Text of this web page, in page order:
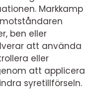
Markkamp
ben eller
att använda
eller
att applicera
syretillförseln.